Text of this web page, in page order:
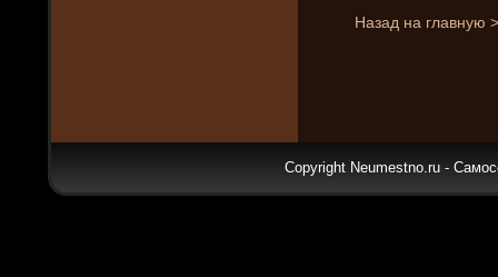
Назад на главную
Copyright Neumestno.ru -